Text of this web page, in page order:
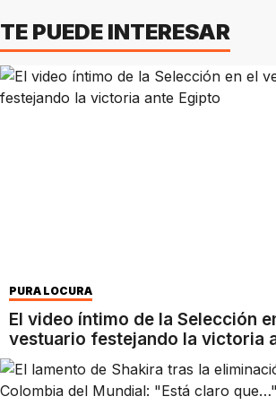
TE PUEDE INTERESAR
PURA LOCURA
El video íntimo de la Selección
vestuario festejando la victoria